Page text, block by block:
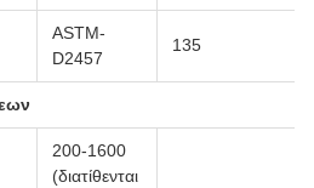
ASTM-
D2457
135
200-1600
(διατίθενται